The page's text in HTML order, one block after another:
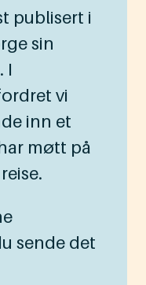
publisert i
sin
I
vi
inn et
møtt på
sende det